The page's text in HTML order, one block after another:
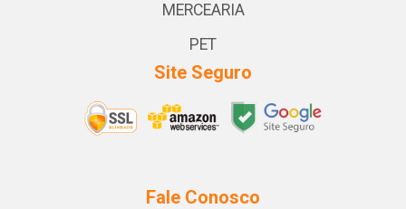
MERCEARIA
PET
Site Seguro
Fale Conosco